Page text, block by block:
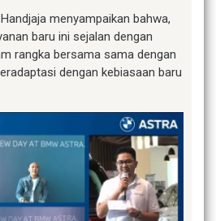
menyampaikan bahwa,
baru ini sejalan dengan
rangka bersama sama dengan
dengan kebiasaan baru